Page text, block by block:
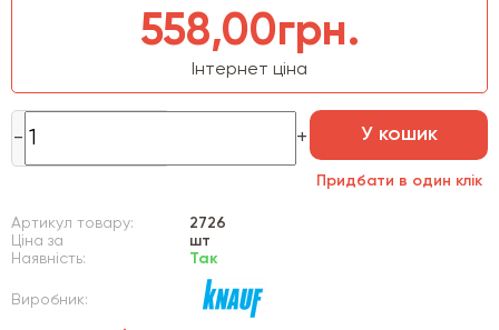
558,00грн.
Інтернет ціна
У кошик
Придбати в один клік
Артикул товару:
2726
Ціна за
шт
Наявність:
Так
Виробник: